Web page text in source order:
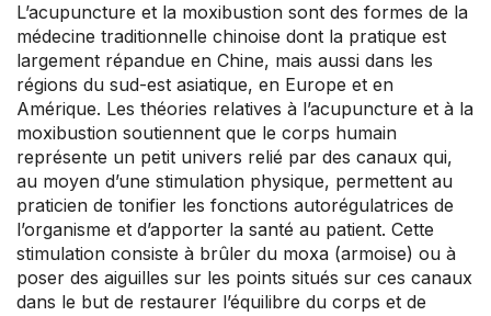
L’acupuncture et la moxibustion sont des formes de la
médecine traditionnelle chinoise dont la pratique est
largement répandue en Chine, mais aussi dans les
régions du sud-est asiatique, en Europe et en
Amérique. Les théories relatives à l’acupuncture et à la
moxibustion soutiennent que le corps humain
représente un petit univers relié par des canaux qui,
au moyen d’une stimulation physique, permettent au
praticien de tonifier les fonctions autorégulatrices de
l’organisme et d’apporter la santé au patient. Cette
stimulation consiste à brûler du moxa (armoise) ou à
poser des aiguilles sur les points situés sur ces canaux
dans le but de restaurer l’équilibre du corps et de